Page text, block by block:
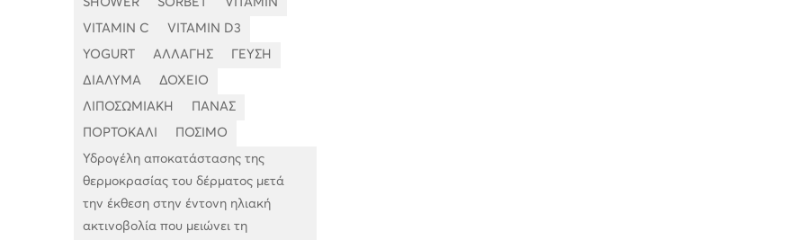
SHOWER SORBET VITAMIN
VITAMIN C VITAMIN D3
YOGURT ΑΛΛΑΓΗΣ ΓΕΥΣΗ
ΔΙΑΛΥΜΑ ΔΟΧΕΙΟ
ΛΙΠΟΣΩΜΙΑΚΗ ΠΑΝΑΣ
ΠΟΡΤΟΚΑΛΙ ΠΟΣΙΜΟ
Υδρογέλη αποκατάστασης της
θερμοκρασίας του δέρματος μετά
την έκθεση στην έντονη ηλιακή
ακτινοβολία που μειώνει τη